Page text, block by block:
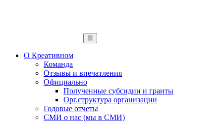
☰
О Креативном
Команда
Отзывы и впечатления
Официально
Полученные субсидии и гранты
Орг.структура организации
Годовые отчеты
СМИ о нас (мы в СМИ)